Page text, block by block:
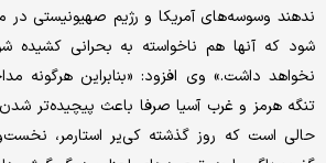
ندهند وسوسه‌های آمریکا و رژیم صهیونیستی
شود که آنها هم ناخواسته به بحرانی کشیده
نخواهد داشت.» وی افزود: «بنابراین هرگونه
تنگه هرمز و غرب آسیا صرفا باعث پیچیده‌تر
حالی است که روز گذشته کی‌یر استارمر،